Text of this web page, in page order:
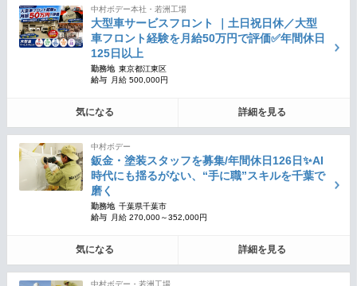
中村ボデー本社・若洲工場
大型車サービスフロント ｜土日祝日休／大型
車フロント経験を月給50万円で評価✅年間休日
125日以上
勤務地 東京都江東区
給与
月給 500,000円
気になる 詳細を見る
中村ボデー
鈑金・塗装スタッフを募集/年間休日126日✨AI
時代にも揺るがない、“手に職”スキルを千葉で
磨く
勤務地 千葉県千葉市
給与
月給 270,000～352,000円
気になる 詳細を見る
中村ボデー・若洲工場